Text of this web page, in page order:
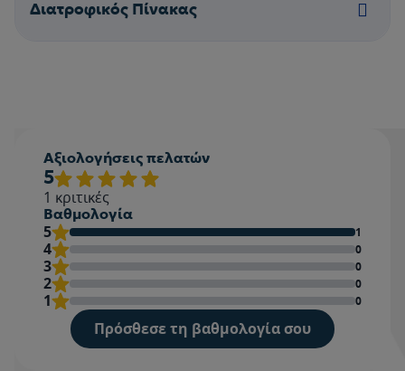
Διατροφικός Πίνακας
Αξιολογήσεις πελατών
5
1 κριτικές
Βαθμολογία
5 1
4 0
3 0
2 0
1 0
Πρόσθεσε τη βαθμολογία σου